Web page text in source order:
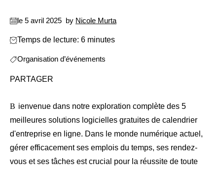
le 5 avril 2025 by Nicole Murta
Temps de lecture: 6 minutes
Organisation d’événements
PARTAGER
Bienvenue dans notre exploration complète des 5
meilleures solutions logicielles gratuites de calendrier
d'entreprise en ligne. Dans le monde numérique actuel,
gérer efficacement ses emplois du temps, ses rendez-
vous et ses tâches est crucial pour la réussite de toute